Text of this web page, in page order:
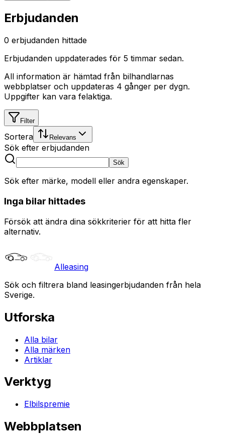
Erbjudanden
0 erbjudanden hittade
Erbjudanden uppdaterades för 5 timmar sedan.
All information är hämtad från bilhandlarnas
webbplatser och uppdateras 4 gånger per dygn.
Uppgifter kan vara felaktiga.
Filter
Sortera Relevans
Sök efter erbjudanden
Sök
Sök efter märke, modell eller andra egenskaper.
Inga bilar hittades
Försök att ändra dina sökkriterier för att hitta fler
alternativ.
Alleasing
Sök och filtrera bland leasingerbjudanden från hela
Sverige.
Utforska
Alla bilar
Alla märken
Artiklar
Verktyg
Elbilspremie
Webbplatsen